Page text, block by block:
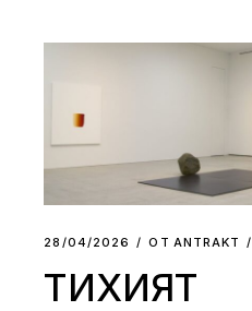
28/04/2026 ОТ АNTRAKT
ТИХИЯТ